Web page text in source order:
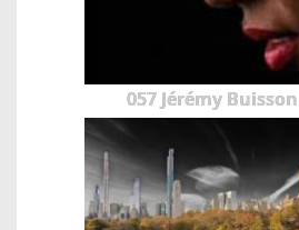
057 Jérémy